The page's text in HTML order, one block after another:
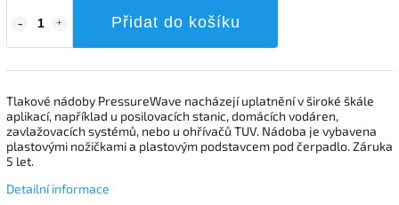
Přidat do košíku
Tlakové nádoby PressureWave nacházejí uplatnění v široké škále
aplikací, například u posilovacích stanic, domácích vodáren,
zavlažovacích systémů, nebo u ohřívačů TUV. Nádoba je vybavena
plastovými nožičkami a plastovým podstavcem pod čerpadlo. Záruka
5 let.
Detailní informace